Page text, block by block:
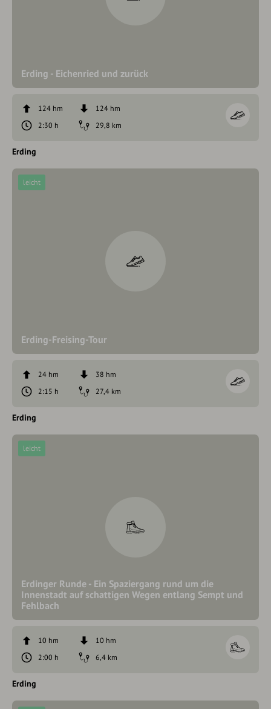
Erding - Eichenried und zurück
124 hm
124 hm
2:30 h
29,8 km
Erding
Erding-Freising-Tour
leicht
24 hm
38 hm
2:15 h
27,4 km
Erding
Erdinger Runde - Ein Spaziergang rund um die
Innenstadt auf schattigen Wegen entlang Sempt und
Fehlbach
leicht
10 hm
10 hm
2:00 h
6,4 km
Erding